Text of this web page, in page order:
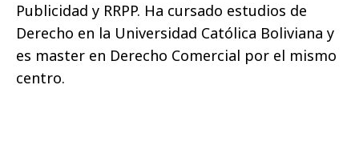
Publicidad y RRPP. Ha cursado estudios de
Derecho en la Universidad Católica Boliviana y
es master en Derecho Comercial por el mismo
centro.